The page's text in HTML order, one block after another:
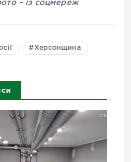
– із соцмереж
Херсонщина